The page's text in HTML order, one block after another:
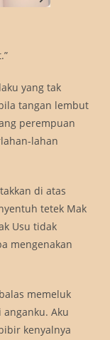
yang tak
tangan lembut
perempuan
lahan
di atas
tetek Mak
Usu tidak
mengenakan
memeluk
Aku
kenyalnya